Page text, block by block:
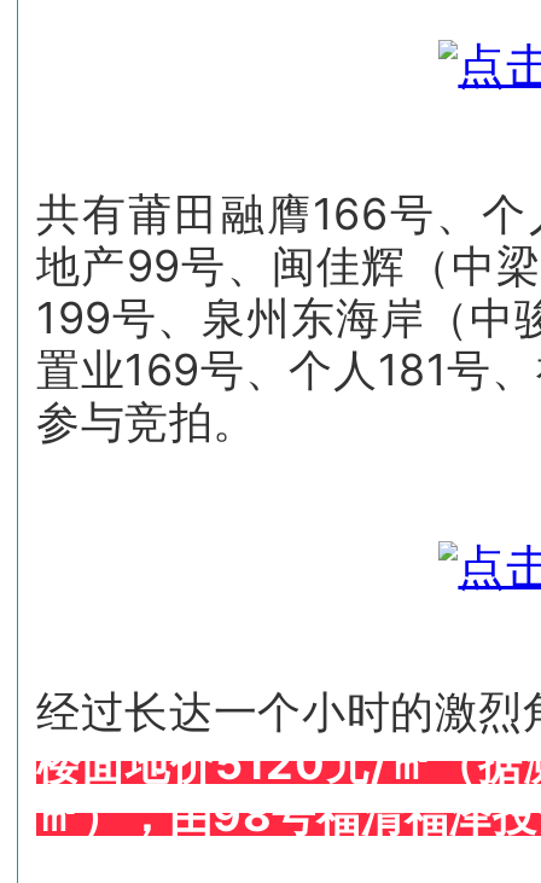
共有莆田融膺166号、
地产99号、闽佳辉（中
199号、泉州东海岸（中
置业169号、个人181号
参与竞拍。
经过长达一个小时的激烈
楼面地价5120元/㎡（
㎡），由98号福清福泽